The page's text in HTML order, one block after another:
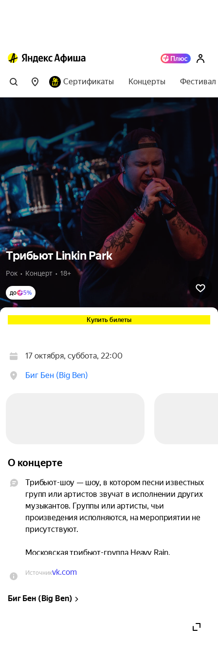
Сертификаты Концерты
Трибьют Linkin Park
Рок  •  Концерт  •  18+
до 5%
Купить билеты
17 октября, суббота, 22:00
Биг Бен (Big Ben)
О концерте
Трибьют-шоу — шоу, в котором песни известных
групп или артистов звучат в исполнении других
музыкантов. Группы или артисты, чьи
произведения исполняются, на мероприятии не
присутствуют.
Московская трибьют-группа Heavy Rain.
Коллектив образовался благодаря эффекту
иначе, но и не нужно. Играют песни любимой
Источникvk.com
Биг Бен (Big Ben)